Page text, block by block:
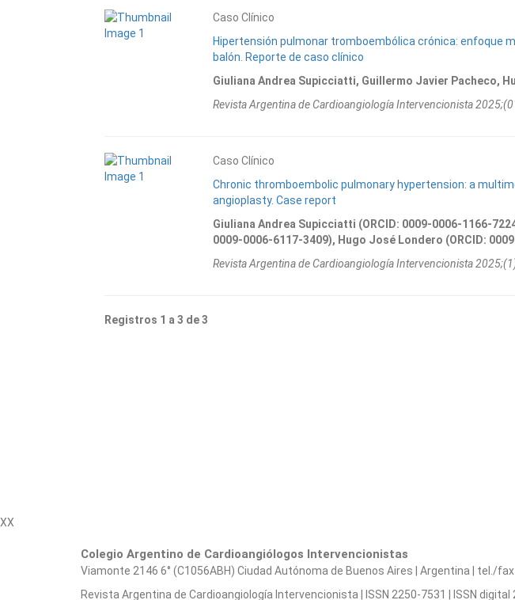
Caso Clínico
Hipertensión pulmonar tromboembólica crónica: enfoque
balón. Reporte de caso clínico
Giuliana Andrea Supicciatti, Guillermo Javier Pacheco,
Revista Argentina de Cardioangiologí­a Intervencionista
Caso Clínico
Chronic thromboembolic pulmonary hypertension: a
angioplasty. Case report
Giuliana Andrea Supicciatti (ORCID: 0009-0006-1166-
0009-0006-6117-3409), Hugo José Londero (ORCID:
Revista Argentina de Cardioangiologí­a Intervencionista
Registros 1 a 3 de 3
XX
Colegio Argentino de Cardioangiólogos Intervencionistas
Viamonte 2146 6° (C1056ABH) Ciudad Autónoma de Buenos Aires | Argentina | tel./
Revista Argentina de Cardioangiologí­a Intervencionista | ISSN 2250-7531 | ISSN digital